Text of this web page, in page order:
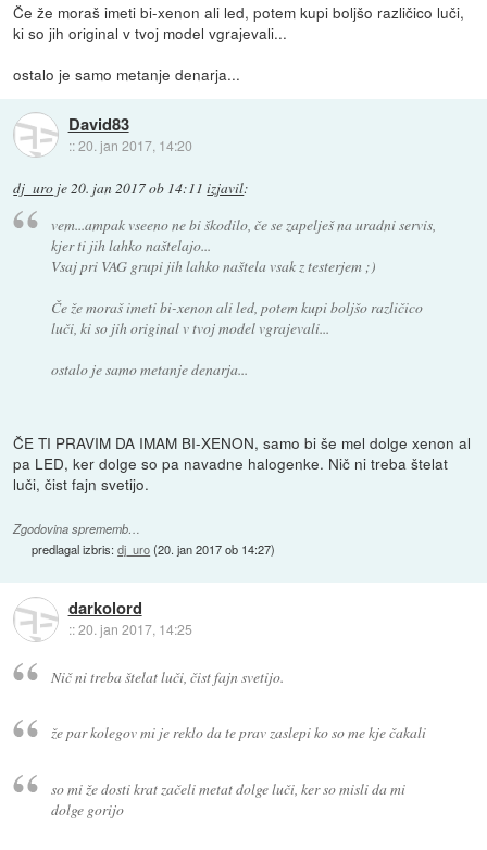
Če že moraš imeti bi-xenon ali led, potem kupi boljšo različico luči,
ki so jih original v tvoj model vgrajevali...
ostalo je samo metanje denarja...
David83
::20. jan 2017, 14:20
dj_uro je20. jan 2017 ob 14:11 izjavil:
vem...ampak vseeno ne bi škodilo, če se zapelješ na uradni servis,
kjer ti jih lahko naštelajo...
Vsaj pri VAG grupi jih lahko naštela vsak z testerjem ;)
Če že moraš imeti bi-xenon ali led, potem kupi boljšo različico
luči, ki so jih original v tvoj model vgrajevali...
ostalo je samo metanje denarja...
ČE TI PRAVIM DA IMAM BI-XENON, samo bi še mel dolge xenon al
pa LED, ker dolge so pa navadne halogenke. Nič ni treba štelat
luči, čist fajn svetijo.
Zgodovina sprememb…
predlagal izbris:dj_uro(20. jan 2017 ob 14:27)
darkolord
::20. jan 2017, 14:25
Nič ni treba štelat luči, čist fajn svetijo.
že par kolegov mi je reklo da te prav zaslepi ko so me kje čakali
so mi že dosti krat začeli metat dolge luči, ker so misli da mi
dolge gorijo